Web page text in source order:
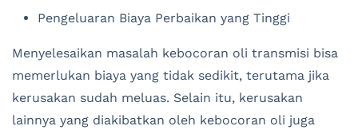
Pengeluaran Biaya Perbaikan yang Tinggi
Menyelesaikan masalah kebocoran oli transmisi bisa
memerlukan biaya yang tidak sedikit, terutama jika
kerusakan sudah meluas. Selain itu, kerusakan
lainnya yang diakibatkan oleh kebocoran oli juga